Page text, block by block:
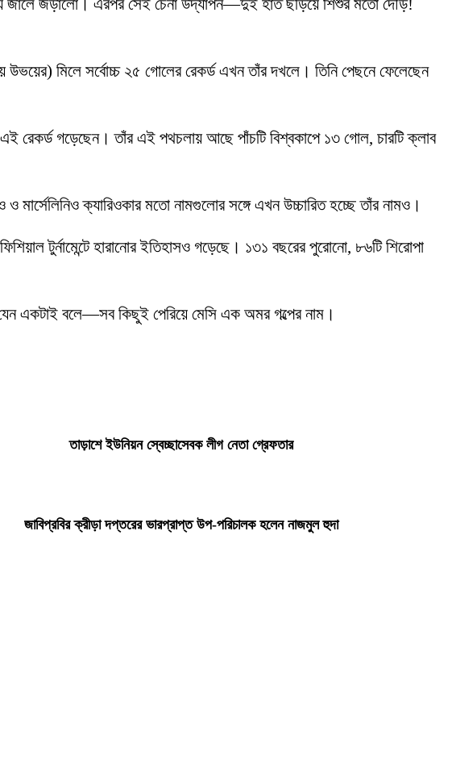
জালে জড়ালো। এরপর সেই চেনা উদ্‌যাপন—দুই হাত ছড়িয়ে শিশুর মতো দৌড়!
মিলে সর্বোচ্চ ২৫ গোলের রেকর্ড এখন তাঁর দখলে। তিনি পেছনে ফেলেছেন
রেকর্ড গড়েছেন। তাঁর এই পথচলায় আছে পাঁচটি বিশ্বকাপে ১৩ গোল, চারটি ক্লাব
মার্সেলিনিও ক্যারিওকার মতো নামগুলোর সঙ্গে এখন উচ্চারিত হচ্ছে তাঁর নামও।
টুর্নামেন্টে হারানোর ইতিহাসও গড়েছে। ১৩১ বছরের পুরোনো, ৮৬টি শিরোপা
যেন একটাই বলে—সব কিছুই পেরিয়ে মেসি এক অমর গল্পের নাম।
তাড়াশে ইউনিয়ন স্বেচ্ছাসেবক লীগ নেতা গ্রেফতার
জাবিপ্রবির ক্রীড়া দপ্তরের ভারপ্রাপ্ত উপ-পরিচালক হলেন নাজমুল হুদা